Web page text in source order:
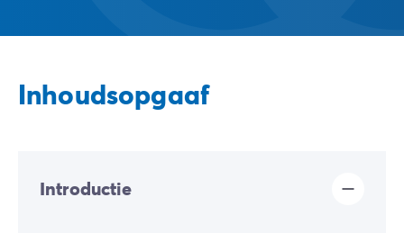
Inhoudsopgaaf
Introductie